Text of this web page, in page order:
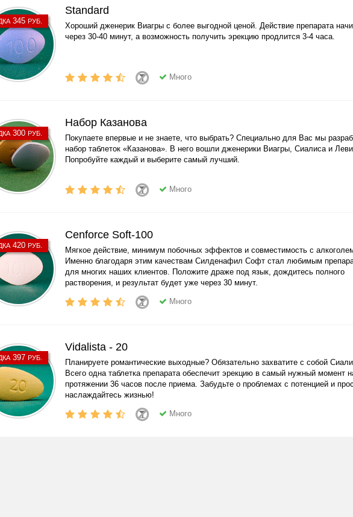
345 РУБ.
Standard
Хороший дженерик Виагры с более выгодной ценой. Действие препарата
через 30-40 минут, а возможность получить эрекцию продлится 3-4 часа.
Много
300 РУБ.
Набор Казанова
Покупаете впервые и не знаете, что выбрать? Специально для Вас мы
набор таблеток «Казанова». В него вошли дженерики Виагры, Сиалиса и
Попробуйте каждый и выберите самый лучший.
Много
420 РУБ.
Cenforce Soft-100
Мягкое действие, минимум побочных эффектов и совместимость с
Именно благодаря этим качествам Силденафил Софт стал любимым
для многих наших клиентов. Положите драже под язык, дождитесь полного
растворения, и результат будет уже через 30 минут.
Много
397 РУБ.
Vidalista - 20
Планируете романтические выходные? Обязательно захватите с собой
Всего одна таблетка препарата обеспечит эрекцию в самый нужный момент
протяжении 36 часов после приема. Забудьте о проблемах с потенцией и
наслаждайтесь жизнью!
Много